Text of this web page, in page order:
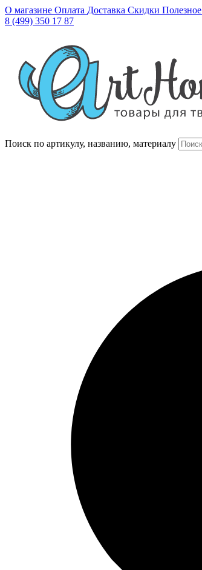
О магазине Оплата Доставка Скидки Полезное
8 (499) 350 17 87
Поиск по артикулу, названию, материалу